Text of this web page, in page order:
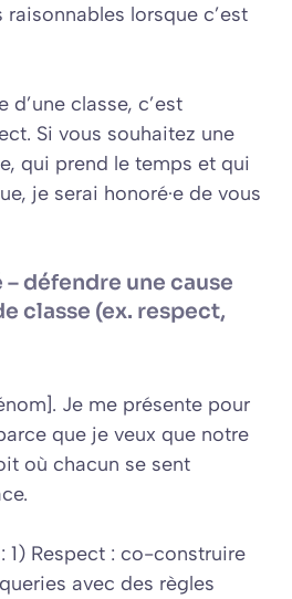
lorsque c’est
classe, c’est
Si vous souhaitez une
qui prend le temps et qui
je serai honoré·e de vous
défendre une cause
classe (ex. respect,
Je me présente pour
que je veux que notre
où chacun se sent
1) Respect : co-construire
avec des règles